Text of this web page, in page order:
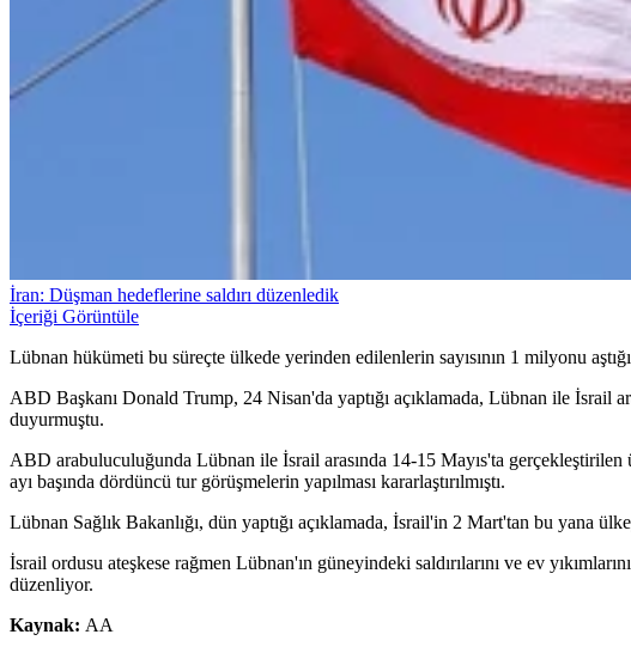
İran: Düşman hedeflerine saldırı düzenledik
İçeriği Görüntüle
Lübnan hükümeti bu süreçte ülkede yerinden edilenlerin sayısının 1 milyonu
ABD Başkanı Donald Trump, 24 Nisan'da yaptığı açıklamada, Lübnan ile İsrail
duyurmuştu.
ABD arabuluculuğunda Lübnan ile İsrail arasında 14-15 Mayıs'ta gerçekleştirilen
ayı başında dördüncü tur görüşmelerin yapılması kararlaştırılmıştı.
Lübnan Sağlık Bakanlığı, dün yaptığı açıklamada, İsrail'in 2 Mart'tan bu yana
İsrail ordusu ateşkese rağmen Lübnan'ın güneyindeki saldırılarını ve ev
düzenliyor.
Kaynak: AA